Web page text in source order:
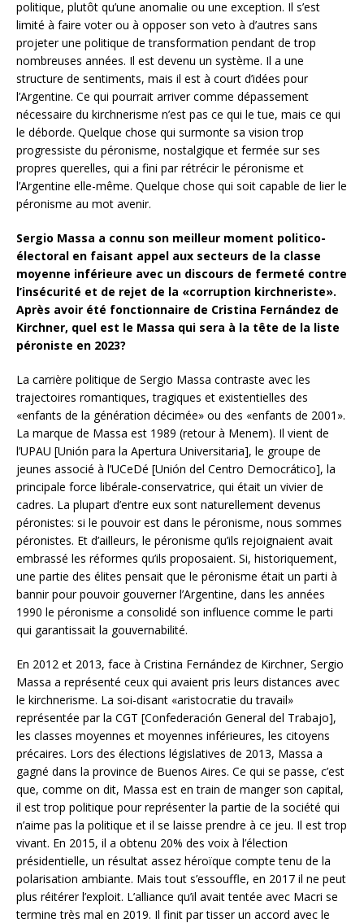
politique, plutôt qu’une anomalie ou une exception. Il s’est
limité à faire voter ou à opposer son veto à d’autres sans
projeter une politique de transformation pendant de trop
nombreuses années. Il est devenu un système. Il a une
structure de sentiments, mais il est à court d’idées pour
l’Argentine. Ce qui pourrait arriver comme dépassement
nécessaire du kirchnerisme n’est pas ce qui le tue, mais ce qui
le déborde. Quelque chose qui surmonte sa vision trop
progressiste du péronisme, nostalgique et fermée sur ses
propres querelles, qui a fini par rétrécir le péronisme et
l’Argentine elle-même. Quelque chose qui soit capable de lier le
péronisme au mot avenir.
Sergio Massa a connu son meilleur moment politico-
électoral en faisant appel aux secteurs de la classe
moyenne inférieure avec un discours de fermeté contre
l’insécurité et de rejet de la «corruption kirchneriste».
Après avoir été fonctionnaire de Cristina Fernández de
Kirchner, quel est le Massa qui sera à la tête de la liste
péroniste en 2023?
La carrière politique de Sergio Massa contraste avec les
trajectoires romantiques, tragiques et existentielles des
«enfants de la génération décimée» ou des «enfants de 2001».
La marque de Massa est 1989 (retour à Menem). Il vient de
l’UPAU [Unión para la Apertura Universitaria], le groupe de
jeunes associé à l’UCeDé [Unión del Centro Democrático], la
principale force libérale-conservatrice, qui était un vivier de
cadres. La plupart d’entre eux sont naturellement devenus
péronistes: si le pouvoir est dans le péronisme, nous sommes
péronistes. Et d’ailleurs, le péronisme qu’ils rejoignaient avait
embrassé les réformes qu’ils proposaient. Si, historiquement,
une partie des élites pensait que le péronisme était un parti à
bannir pour pouvoir gouverner l’Argentine, dans les années
1990 le péronisme a consolidé son influence comme le parti
qui garantissait la gouvernabilité.
En 2012 et 2013, face à Cristina Fernández de Kirchner, Sergio
Massa a représenté ceux qui avaient pris leurs distances avec
le kirchnerisme. La soi-disant «aristocratie du travail»
représentée par la CGT [Confederación General del Trabajo],
les classes moyennes et moyennes inférieures, les citoyens
précaires. Lors des élections législatives de 2013, Massa a
gagné dans la province de Buenos Aires. Ce qui se passe, c’est
que, comme on dit, Massa est en train de manger son capital,
il est trop politique pour représenter la partie de la société qui
n’aime pas la politique et il se laisse prendre à ce jeu. Il est trop
vivant. En 2015, il a obtenu 20% des voix à l’élection
présidentielle, un résultat assez héroïque compte tenu de la
polarisation ambiante. Mais tout s’essouffle, en 2017 il ne peut
plus réitérer l’exploit. L’alliance qu’il avait tentée avec Macri se
termine très mal en 2019. Il finit par tisser un accord avec le